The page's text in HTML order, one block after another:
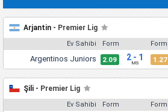
Arjantin - Premier Lig
Ev Sahibi Form Form
Argentinos Juniors 2.09 2 - 1
MS 1.27
Şili - Premier Lig
Ev Sahibi Form Form